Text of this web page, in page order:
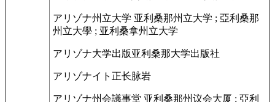
アリゾナ州立大学 亚利桑那州立大学 ; 亞利桑那
州立大學 ; 亚利桑拿州立大学
アリゾナ大学出版亚利桑那大学出版社
アリゾナイト 正长脉岩
アリゾナ州会議事堂 亚利桑那州议会大厦 ; 亞利